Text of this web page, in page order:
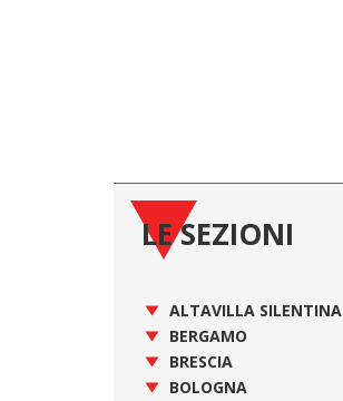
LE SEZIONI
ALTAVILLA SILENTINA
BERGAMO
BRESCIA
BOLOGNA